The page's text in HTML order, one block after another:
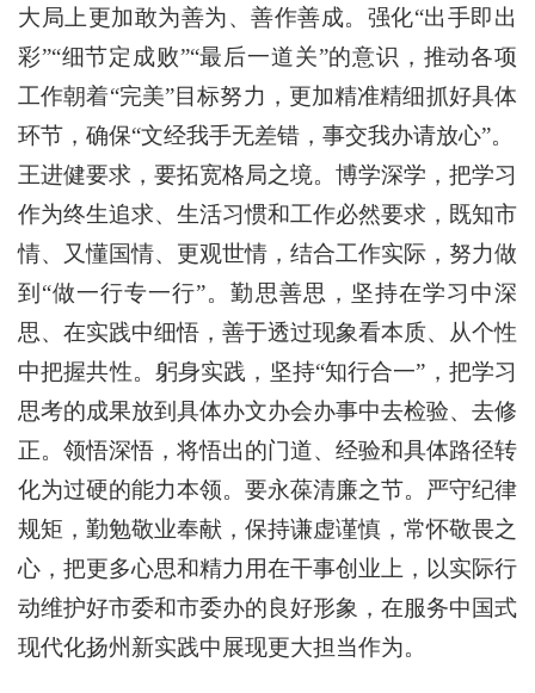
大局上更加敢为善为、善作善成。强化“出手即出
彩”“细节定成败”“最后一道关”的意识，推动各项
工作朝着“完美”目标努力，更加精准精细抓好具体
环节，确保“文经我手无差错，事交我办请放心”。
王进健要求，要拓宽格局之境。博学深学，把学习
作为终生追求、生活习惯和工作必然要求，既知市
情、又懂国情、更观世情，结合工作实际，努力做
到“做一行专一行”。勤思善思，坚持在学习中深
思、在实践中细悟，善于透过现象看本质、从个性
中把握共性。躬身实践，坚持“知行合一”，把学习
思考的成果放到具体办文办会办事中去检验、去修
正。领悟深悟，将悟出的门道、经验和具体路径转
化为过硬的能力本领。要永葆清廉之节。严守纪律
规矩，勤勉敬业奉献，保持谦虚谨慎，常怀敬畏之
心，把更多心思和精力用在干事创业上，以实际行
动维护好市委和市委办的良好形象，在服务中国式
现代化扬州新实践中展现更大担当作为。